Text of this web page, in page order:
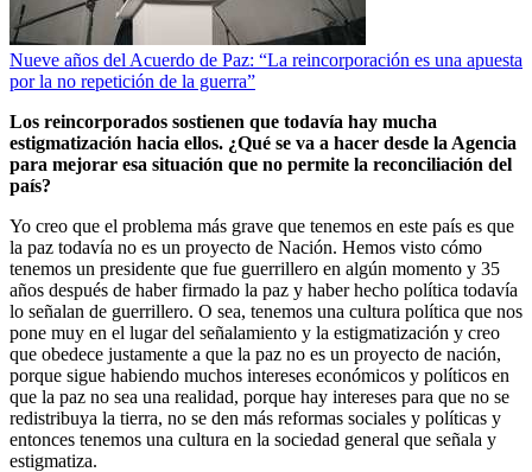
Nueve años del Acuerdo de Paz: “La reincorporación es una apuesta
por la no repetición de la guerra”
Los reincorporados sostienen que todavía hay mucha
estigmatización hacia ellos. ¿Qué se va a hacer desde la Agencia
para mejorar esa situación que no permite la reconciliación del
país?
Yo creo que el problema más grave que tenemos en este país es que
la paz todavía no es un proyecto de Nación. Hemos visto cómo
tenemos un presidente que fue guerrillero en algún momento y 35
años después de haber firmado la paz y haber hecho política todavía
lo señalan de guerrillero. O sea, tenemos una cultura política que nos
pone muy en el lugar del señalamiento y la estigmatización y creo
que obedece justamente a que la paz no es un proyecto de nación,
porque sigue habiendo muchos intereses económicos y políticos en
que la paz no sea una realidad, porque hay intereses para que no se
redistribuya la tierra, no se den más reformas sociales y políticas y
entonces tenemos una cultura en la sociedad general que señala y
estigmatiza.